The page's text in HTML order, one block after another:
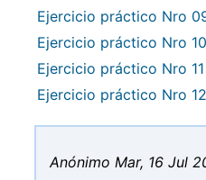
Ejercicio práctico Nro
Ejercicio práctico Nro 10
Ejercicio práctico Nro 11
Ejercicio práctico Nro 12
Anónimo Mar, 16 Jul